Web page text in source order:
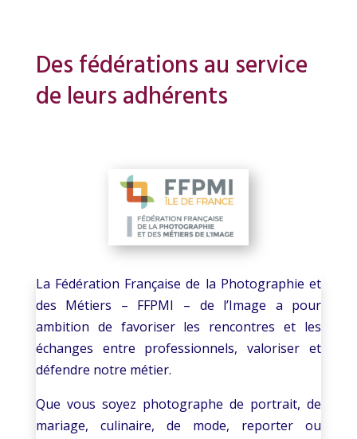
Des fédérations au service
de leurs adhérents
La Fédération Française de la Photographie et
des Métiers – FFPMI – de l’Image a pour
ambition de favoriser les rencontres et les
échanges entre professionnels, valoriser et
défendre notre métier.
Que vous soyez photographe de portrait, de
mariage, culinaire, de mode, reporter ou